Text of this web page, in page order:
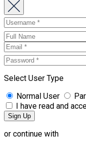
Select User Type
Normal User
I have read and
or continue with